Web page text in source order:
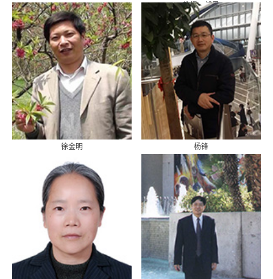
讲师
教授、博导
徐金明
杨锋
副教授